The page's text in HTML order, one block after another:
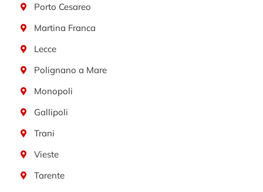
Porto Cesareo
Martina Franca
Lecce
Polignano a Mare
Monopoli
Gallipoli
Trani
Vieste
Tarente